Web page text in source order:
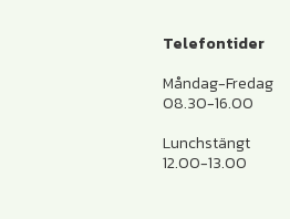
Telefontider
Måndag-Fredag
08.30-16.00
Lunchstängt
12.00-13.00